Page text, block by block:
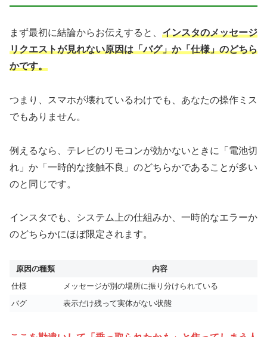
まず最初に結論からお伝えすると、 インスタのメッセージ
リクエストが見れない原因は「バグ」か「仕様」のどちら
かです。
つまり、スマホが壊れているわけでも、あなたの操作ミス
でもありません。
例えるなら、テレビのリモコンが効かないときに「電池切
れ」か「一時的な接触不良」のどちらかであることが多い
のと同じです。
インスタでも、システム上の仕組みか、一時的なエラーか
のどちらかにほぼ限定されます。
原因の種類
内容
仕様
メッセージが別の場所に振り分けられている
バグ
表示だけ残って実体がない状態